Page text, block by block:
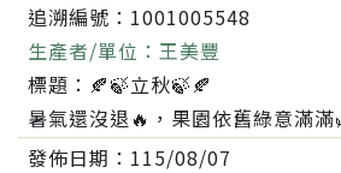
追溯編號： 1001005548
生產者/單位： 王美豐
標題： 🍂🍃立秋🍃🍂
發佈日期： 115/08/07